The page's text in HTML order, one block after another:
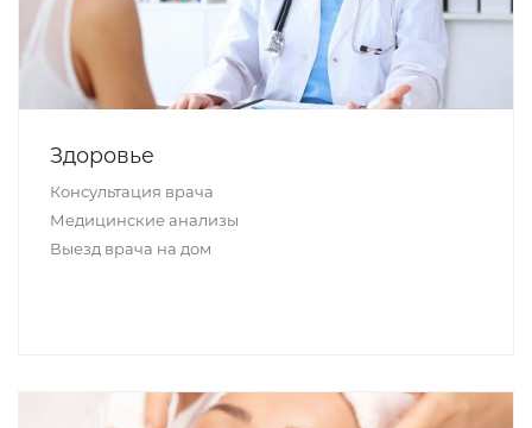
Здоровье
Консультация врача
Медицинские анализы
Выезд врача на дом